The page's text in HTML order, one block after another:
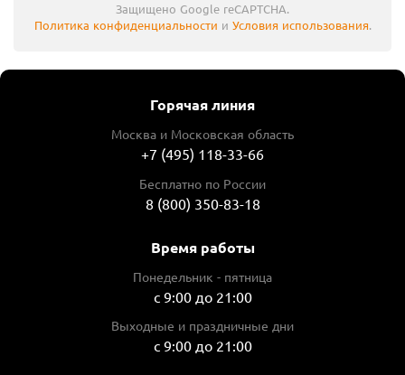
Защищено Google reCAPTCHA.
Политика конфиденциальности и Условия использования.
Горячая линия
Москва и Московская область
+7 (495) 118-33-66
Бесплатно по России
8 (800) 350-83-18
Время работы
Понедельник - пятница
с 9:00 до 21:00
Выходные и праздничные дни
с 9:00 до 21:00